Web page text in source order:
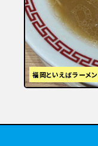
福岡といえばラーメン